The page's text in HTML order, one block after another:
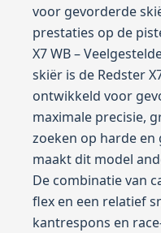
voor gevorderde
prestaties op de
X7 WB –
skiër is de Redster
ontwikkeld voor
maximale precisie,
zoeken op harde
maakt dit model
De combinatie van
flex en een relatief
kantrespons en